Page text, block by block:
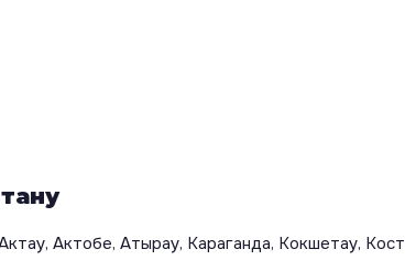
Актобе, Атырау, Караганда, Кокшетау,